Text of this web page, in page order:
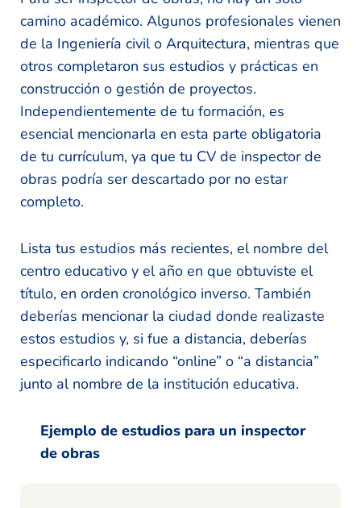
camino académico. Algunos profesionales vienen
de la Ingeniería civil o Arquitectura, mientras que
otros completaron sus estudios y prácticas en
construcción o gestión de proyectos.
Independientemente de tu formación, es
esencial mencionarla en esta parte obligatoria
de tu currículum, ya que tu CV de inspector de
obras podría ser descartado por no estar
completo.
Lista tus estudios más recientes, el nombre del
centro educativo y el año en que obtuviste el
título, en orden cronológico inverso. También
deberías mencionar la ciudad donde realizaste
estos estudios y, si fue a distancia, deberías
especificarlo indicando “online” o “a distancia”
junto al nombre de la institución educativa.
Ejemplo de estudios para un inspector
de obras